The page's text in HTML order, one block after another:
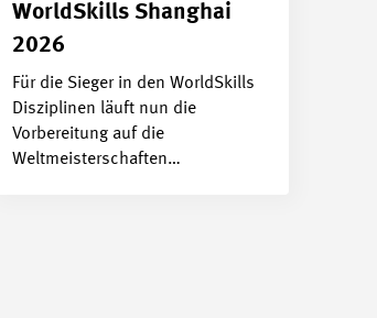
WorldSkills Shanghai
2026
Für die Sieger in den WorldSkills
Disziplinen läuft nun die
Vorbereitung auf die
Weltmeisterschaften…